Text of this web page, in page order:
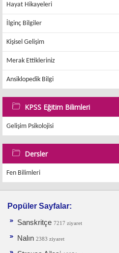
Hayat Hikayeleri
İlginç Bilgiler
Kişisel Gelişim
Merak Ettikleriniz
Ansiklopedik Bilgi
KPSS Eğitim Bilimleri
Gelişim Psikolojisi
Dersler
Fen Bilimleri
Popüler Sayfalar:
Sanskritçe 7217 ziyaret
Nalın 2383 ziyaret